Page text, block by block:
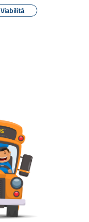
Viabilità